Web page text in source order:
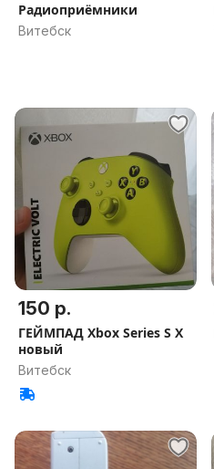
Радиоприёмники
Витебск
150 р.
ГЕЙМПАД Xbox Series S X
новый
Витебск